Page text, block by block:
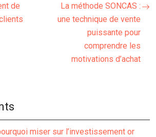
de
La méthode SONCAS :
une technique de vente
puissante pour
comprendre les
motivations d’achat
miser sur l’investissement or